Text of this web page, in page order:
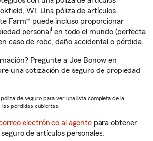
WI. Una póliza de artículos
Farm® puede incluso proporcionar
personal 1 en todo el mundo (perfecta
caso de robo, daño accidental o pérdida.
Pregunte a Joe Bonow en
una cotización de seguro de propiedad
de seguro para ver una lista completa de la
pérdidas cubiertas.
electrónico al agente para obtener
de artículos personales.